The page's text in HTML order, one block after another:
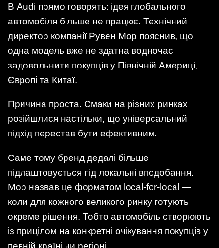
В Audi прямо говорять: ідея глобального
автомобіля більше не працює. Технічний
директор компанії Рувен Мор пояснив, що
одна модель вже не здатна водночас
задовольнити покупців у Північній Америці,
Європі та Китаї.
Причина проста. Смаки на різних ринках
розійшлися настільки, що універсальний
підхід перестав бути ефективним.
Саме тому бренд дедалі більше
підлаштовується під локальні вподобання.
Мор назвав це форматом local-for-local —
коли для кожного великого ринку готують
окреме рішення. Тобто автомобіль створюють
із прицілом на конкретні очікування покупців у
певній країні чи регіоні.